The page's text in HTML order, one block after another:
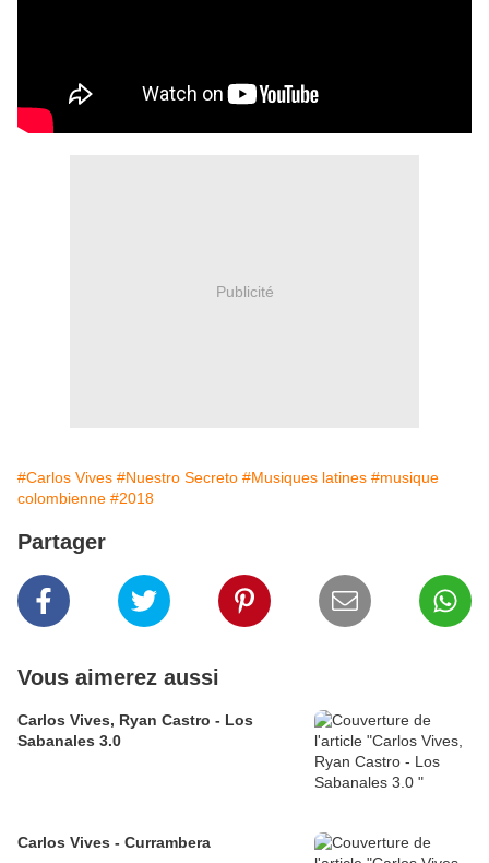
Publicité
#Carlos Vives #Nuestro Secreto #Musiques latines #musique
colombienne #2018
Partager
Vous aimerez aussi
Carlos Vives, Ryan Castro - Los
Sabanales 3.0
Carlos Vives - Currambera